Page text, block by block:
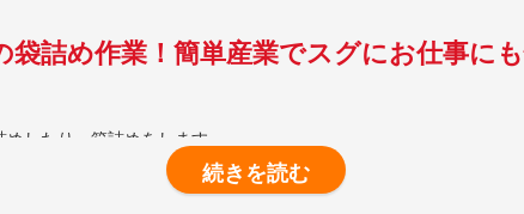
袋詰め作業！簡単産業でスグにお仕事に
したり、箱詰めをします。